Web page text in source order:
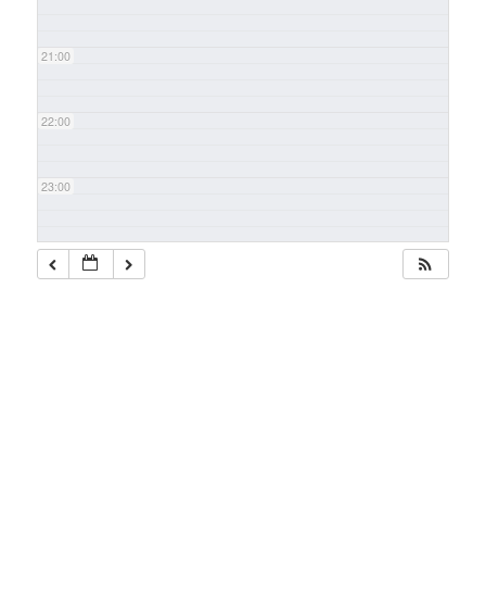
21:00
22:00
23:00